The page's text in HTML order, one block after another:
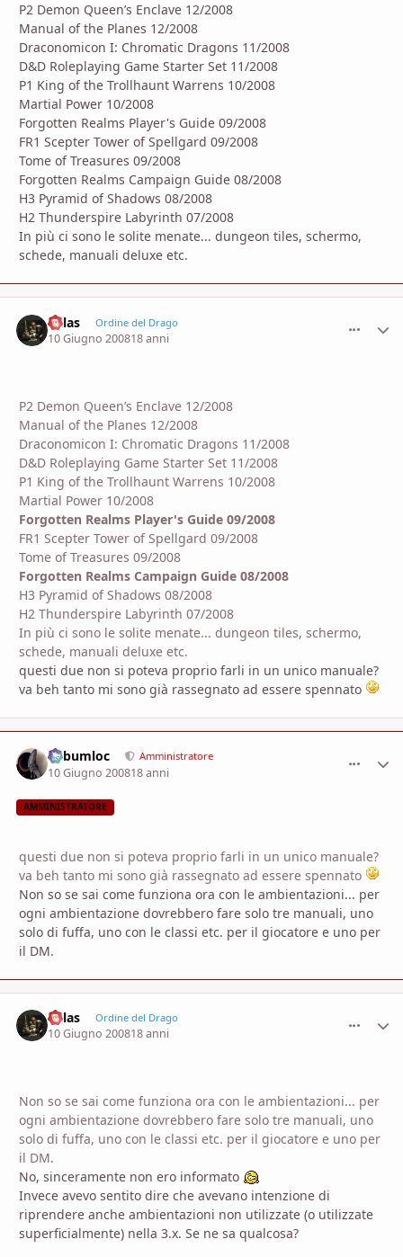
P2 Demon Queen’s Enclave 12/2008
Manual of the Planes 12/2008
Draconomicon I: Chromatic Dragons 11/2008
D&D Roleplaying Game Starter Set 11/2008
P1 King of the Trollhaunt Warrens 10/2008
Martial Power 10/2008
Forgotten Realms Player's Guide 09/2008
FR1 Scepter Tower of Spellgard 09/2008
Tome of Treasures 09/2008
Forgotten Realms Campaign Guide 08/2008
H3 Pyramid of Shadows 08/2008
H2 Thunderspire Labyrinth 07/2008
In più ci sono le solite menate... dungeon tiles, schermo,
schede, manuali deluxe etc.
Kalas Ordine del Drago
10 Giugno 200818 anni
P2 Demon Queen’s Enclave 12/2008
Manual of the Planes 12/2008
Draconomicon I: Chromatic Dragons 11/2008
D&D Roleplaying Game Starter Set 11/2008
P1 King of the Trollhaunt Warrens 10/2008
Martial Power 10/2008
Forgotten Realms Player's Guide 09/2008
FR1 Scepter Tower of Spellgard 09/2008
Tome of Treasures 09/2008
Forgotten Realms Campaign Guide 08/2008
H3 Pyramid of Shadows 08/2008
H2 Thunderspire Labyrinth 07/2008
In più ci sono le solite menate... dungeon tiles, schermo,
schede, manuali deluxe etc.
questi due non si poteva proprio farli in un unico manuale?
va beh tanto mi sono già rassegnato ad essere spennato
Subumloc Amministratore
10 Giugno 200818 anni
AMMINISTRATORE
questi due non si poteva proprio farli in un unico manuale?
va beh tanto mi sono già rassegnato ad essere spennato
Non so se sai come funziona ora con le ambientazioni... per
ogni ambientazione dovrebbero fare solo tre manuali, uno
solo di fuffa, uno con le classi etc. per il giocatore e uno per
il DM.
Kalas Ordine del Drago
10 Giugno 200818 anni
Non so se sai come funziona ora con le ambientazioni... per
ogni ambientazione dovrebbero fare solo tre manuali, uno
solo di fuffa, uno con le classi etc. per il giocatore e uno per
il DM.
No, sinceramente non ero informato
Invece avevo sentito dire che avevano intenzione di
riprendere anche ambientazioni non utilizzate (o utilizzate
superficialmente) nella 3.x. Se ne sa qualcosa?